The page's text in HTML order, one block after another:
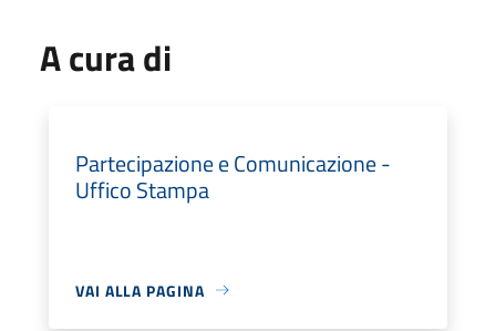
A cura di
Partecipazione e Comunicazione -
Uffico Stampa
VAI ALLA PAGINA